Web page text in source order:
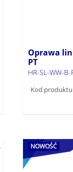
Oprawa
PT
HR-SL-WW-B-
Kod
NOWOŚĆ